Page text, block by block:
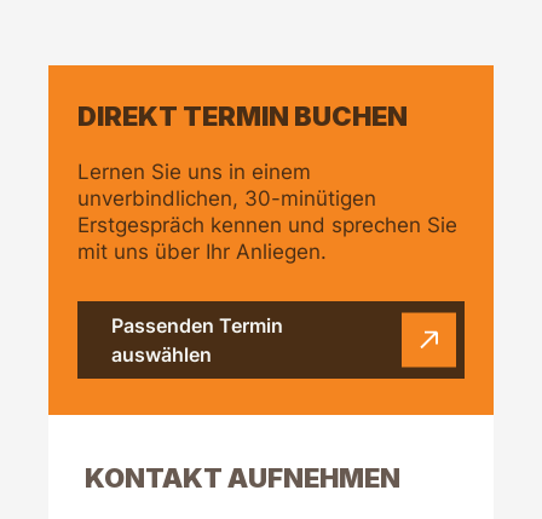
DIREKT TERMIN BUCHEN
Lernen Sie uns in einem
unverbindlichen, 30-minütigen
Erstgespräch kennen und sprechen Sie
mit uns über Ihr Anliegen.
Passenden Termin
auswählen
KONTAKT AUFNEHMEN